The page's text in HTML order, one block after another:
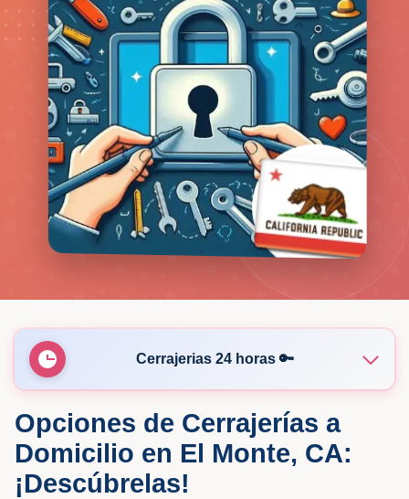
🗝️
🛡️
Cerrajerias 24 horas 🔑
🔑 KeyMe Locksmiths
🔑 KeyMe Locksmiths
Opciones de Cerrajerías a
Domicilio en El Monte, CA:
¡Descúbrelas!